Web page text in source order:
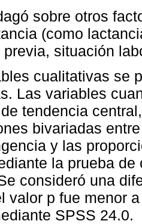
sobre otros
(como
situación
cualitativas se
Las variables
tendencia
bivariadas
y las
la prueba
consideró una
valor p fue menor
SPSS 24.0.